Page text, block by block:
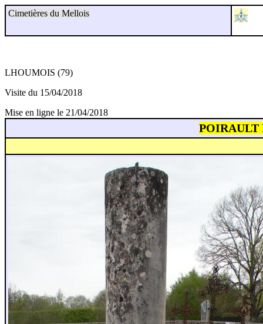
Cimetières du Mellois
LHOUMOIS (79)
Visite du 15/04/2018
Mise en ligne le 21/04/2018
POIRAULT